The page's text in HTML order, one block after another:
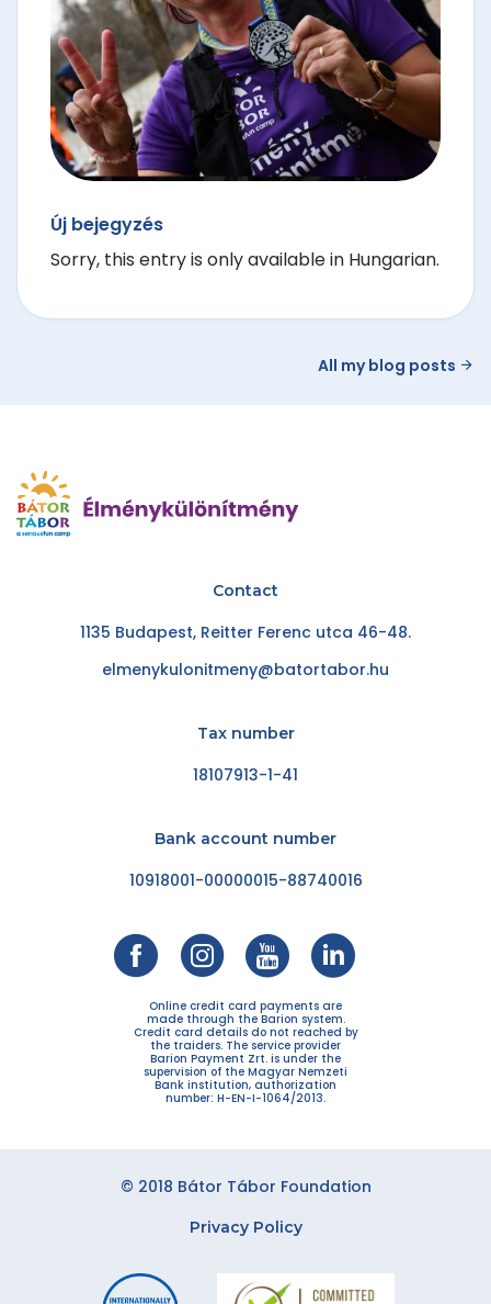
Új bejegyzés
Sorry, this entry is only available in Hungarian.
All my blog posts
Contact
1135 Budapest, Reitter Ferenc utca 46-48.
elmenykulonitmeny@batortabor.hu
Tax number
18107913-1-41
Bank account number
10918001-00000015-88740016
Online credit card payments are
made through the Barion system.
Credit card details do not reached by
the traiders. The service provider
Barion Payment Zrt. is under the
supervision of the Magyar Nemzeti
Bank institution, authorization
number: H-EN-I-1064/2013.
© 2018 Bátor Tábor Foundation
Privacy Policy